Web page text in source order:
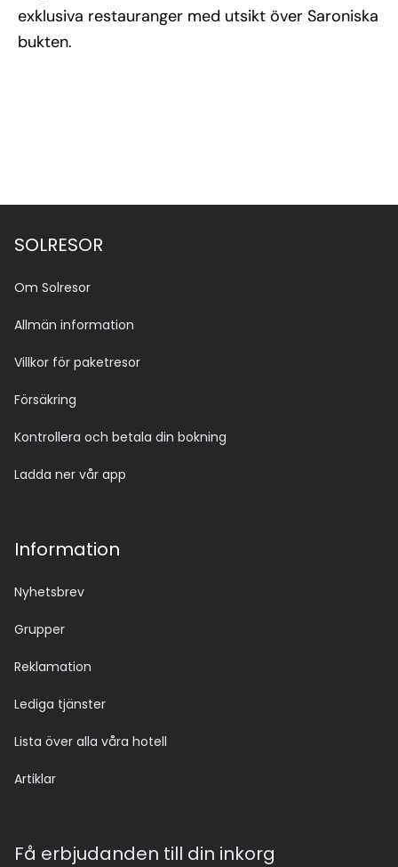
exklusiva restauranger med utsikt över Saroniska
bukten.
SOLRESOR
Om Solresor
Allmän information
Villkor för paketresor
Försäkring
Kontrollera och betala din bokning
Ladda ner vår app
Information
Nyhetsbrev
Grupper
Reklamation
Lediga tjänster
Lista över alla våra hotell
Artiklar
Få erbjudanden till din inkorg